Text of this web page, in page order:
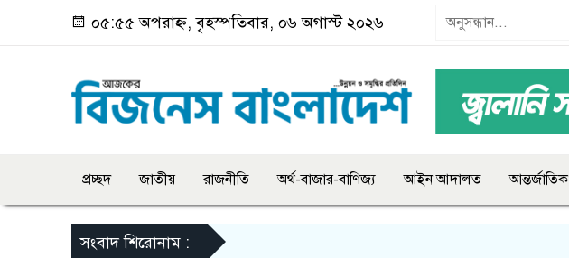
০৫:৫৫ অপরাহ্ন, বৃহস্পতিবার, ০৬ অগাস্ট ২০২৬
প্রচ্ছদ জাতীয় রাজনীতি অর্থ-বাজার-বাণিজ্য আইন আদালত আন্তর্জাতিক
সংবাদ শিরোনাম :